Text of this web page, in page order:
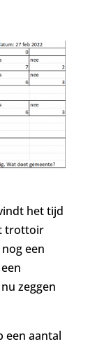
het tijd
trottoir
een
zeggen
een aantal